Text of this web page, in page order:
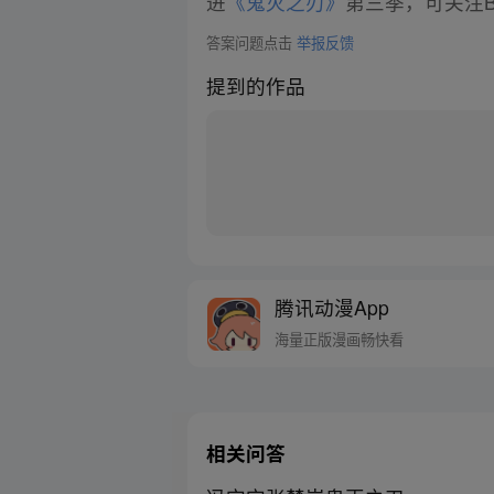
答案问题点击举报反馈
提到的作品
腾讯动漫App
海量正版漫画畅快看
相关问答